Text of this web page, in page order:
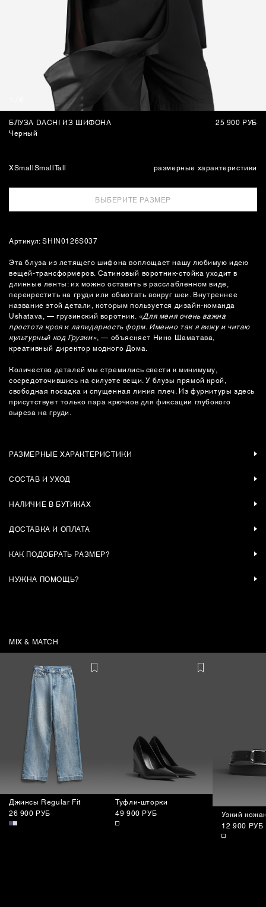
БЛУЗА DACHI ИЗ ШИФОНА
Черный
25 900 РУБ
XSmallSmallTall размерные характеристики
ВЫБЕРИТЕ РАЗМЕР
Артикул: SHIN0126S037
Эта блуза из летящего шифона воплощает нашу любимую идею
вещей-трансформеров. Сатиновый воротник-стойка уходит в
длинные ленты: их можно оставить в расслабленном виде,
перекрестить на груди или обмотать вокруг шеи. Внутреннее
название этой детали, которым пользуется дизайн-команда
Ushatava, — грузинский воротник. «Для меня очень важна
простота кроя и лапидарность форм. Именно так я вижу и читаю
культурный код Грузии» ‎, — объясняет Нино Шаматава,
креативный директор модного Дома.
Количество деталей мы стремились свести к минимуму,
сосредоточившись на силуэте вещи. У блузы прямой крой,
свободная посадка и спущенная линия плеч. Из фурнитуры здесь
присутствует только пара крючков для фиксации глубокого
выреза на груди.
РАЗМЕРНЫЕ ХАРАКТЕРИСТИКИ
СОСТАВ И УХОД
НАЛИЧИЕ В БУТИКАХ
ДОСТАВКА И ОПЛАТА
КАК ПОДОБРАТЬ РАЗМЕР?
НУЖНА ПОМОЩЬ?
MIX & MATCH
Джинсы Regular Fit
26 900 РУБ
Туфли-шторки
49 900 РУБ
Узкий
12 900 РУБ